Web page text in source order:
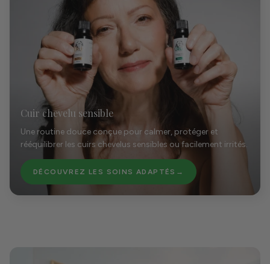
Cuir chevelu sensible
Une routine douce conçue pour calmer, protéger et
rééquilibrer les cuirs chevelus sensibles ou facilement irrités.
DÉCOUVREZ LES SOINS ADAPTÉS →